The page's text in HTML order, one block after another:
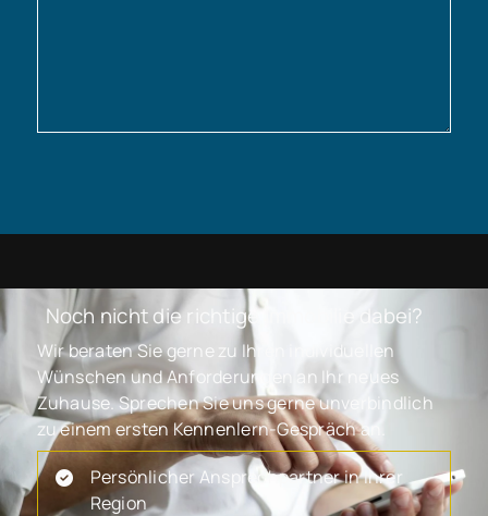
Noch nicht die richtige Immobilie dabei?
Wir beraten Sie gerne zu Ihren individuellen
Wünschen und Anforderungen an Ihr neues
Zuhause. Sprechen Sie uns gerne unverbindlich
zu einem ersten Kennenlern-Gespräch an.
Persönlicher Ansprechpartner in Ihrer
Region